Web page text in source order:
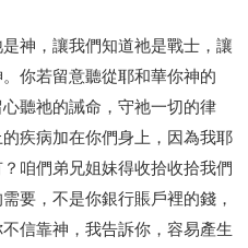
神，讓我們知道祂是戰士，讓
你若留意聽從耶和華你神的
聽祂的誡命，守祂一切的律
疾病加在你們身上，因為我耶
咱們弟兄姐妹得收拾收拾我們
要，不是你銀行賬戶裡的錢，
信靠神，我告訴你，容易產生